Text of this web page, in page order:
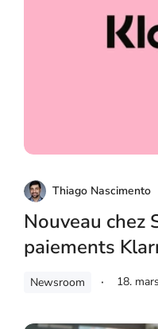
Thiago Nascimento
Nouveau chez
paiements
Newsroom 18. mars